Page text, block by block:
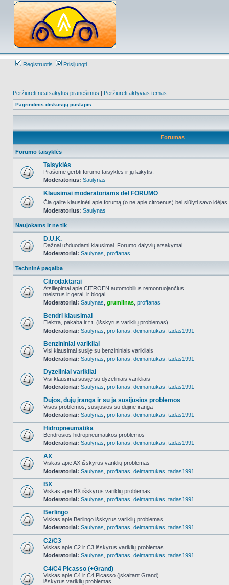
Registruotis Prisijungti
Peržiūrėti neatsakytus pranešimus | Peržiūrėti aktyvias temas
Pagrindinis diskusijų puslapis
Forumas
Forumo taisyklės
NO_UNREAD_POSTS
Taisyklės
Prašome gerbti forumo taisykles ir jų laikytis.
Moderatorius: Saulynas
NO_UNREAD_POSTS
Klausimai moderatoriams dėl FORUMO
Čia galite klausinėti apie forumą (o ne apie citroenus) bei siūlyti savo
Moderatorius: Saulynas
Naujokams ir ne tik
NO_UNREAD_POSTS
D.U.K.
Dažnai užduodami klausimai. Forumo dalyvių atsakymai
Moderatoriai: Saulynas proffanas
Techninė pagalba
NO_UNREAD_POSTS
Citrodaktarai
Atsiliepimai apie CITROEN automobilius remontuojančius
meistrus ir gerai, ir blogai
Moderatoriai: Saulynas grumlinas proffanas
NO_UNREAD_POSTS
Bendri klausimai
Elektra, pakaba ir t.t. (išskyrus variklių problemas)
Moderatoriai: Saulynas proffanas deimantukas tadas1991
NO_UNREAD_POSTS
Benzininiai varikliai
Visi klausimai susiję su benzininiais varikliais
Moderatoriai: Saulynas proffanas deimantukas tadas1991
NO_UNREAD_POSTS
Dyzeliniai varikliai
Visi klausimai susiję su dyzeliniais varikliais
Moderatoriai: Saulynas proffanas deimantukas tadas1991
NO_UNREAD_POSTS
Dujos, dujų įranga ir su ja susijusios problemos
Visos problemos, susijusios su dujine įranga
Moderatoriai: Saulynas proffanas deimantukas tadas1991
NO_UNREAD_POSTS
Hidropneumatika
Bendrosios hidropneumatikos problemos
Moderatoriai: Saulynas proffanas deimantukas tadas1991
NO_UNREAD_POSTS
AX
Viskas apie AX išskyrus variklių problemas
Moderatoriai: Saulynas proffanas deimantukas tadas1991
NO_UNREAD_POSTS
BX
Viskas apie BX išskyrus variklių problemas
Moderatoriai: Saulynas proffanas deimantukas tadas1991
NO_UNREAD_POSTS
Berlingo
Viskas apie Berlingo išskyrus variklių problemas
Moderatoriai: Saulynas proffanas deimantukas tadas1991
NO_UNREAD_POSTS
C2/C3
Viskas apie C2 ir C3 išskyrus variklių problemas
Moderatoriai: Saulynas proffanas deimantukas tadas1991
C4/C4 Picasso (+Grand)
Viskas apie C4 ir C4 Picasso (įskaitant Grand)
išskyrus variklių problemas